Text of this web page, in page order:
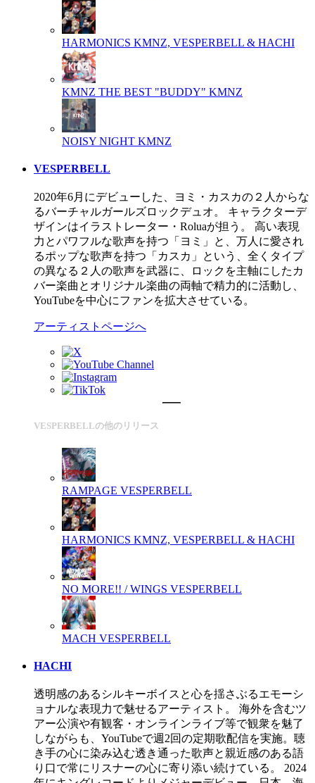
HARMONICS KMNZ, VESPERBELL & HACHI
KMNZ THE BEST "BUDDY" KMNZ
NOISY NIGHT KMNZ
VESPERBELL
2020年6月にデビューした、ヨミ・カスカの２人からな
るバーチャルガールズロックデュオ。 キャラクターデ
ザインはイラストレーター・Roluaが担う。 高い表現
力とパワフルな歌声を持つ「ヨミ」と、万人に愛され
るポップな歌声を持つ「カスカ」という、全くタイプ
の異なる２人の歌声を武器に、ロックを主軸にしたカ
バー楽曲とオリジナル楽曲の両軸で精力的に活動し、
YouTubeを中心にファンを拡大させている。
アーティストページへ
VESPERBELLの他のリリース
RAMPAGE VESPERBELL
HARMONICS KMNZ, VESPERBELL & HACHI
NO MORE!! / WINGS VESPERBELL
MACH VESPERBELL
HACHI
透明感のあるシルキーボイスと心を揺さぶるエモーシ
ョナルな表現力で魅せるアーティスト。 海外を含むツ
アー公演や有観客・オンラインライブ等で観衆を魅了
しながらも、YouTubeで週2回の定期歌配信を実施。聴
き手の心に染み込む透き通った歌声と親近感のある語
り口で常にリスナーの心に寄り添い続けている。 2024